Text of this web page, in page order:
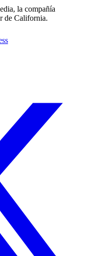
la compañía
de California.